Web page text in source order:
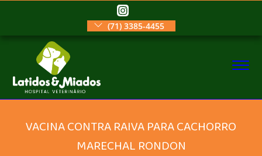
(71) 3385-4455
VACINA CONTRA RAIVA PARA CACHORRO
MARECHAL RONDON